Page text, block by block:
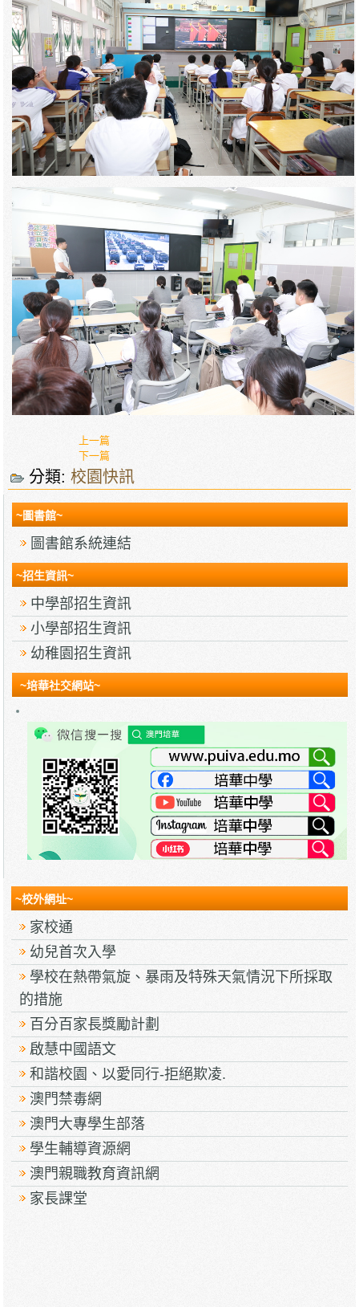
上一篇
下一篇
分類:校園快訊
~圖書館~
圖書館系統連結
~招生資訊~
中學部招生資訊
小學部招生資訊
幼稚園招生資訊
~培華社交網站~
~校外網址~
家校通
幼兒首次入學
學校在熱帶氣旋、暴雨及特殊天氣情況下所採取
的措施
百分百家長獎勵計劃
啟慧中國語文
和諧校園、以愛同行-拒絕欺凌.
澳門禁毒網
澳門大專學生部落
學生輔導資源網
澳門親職教育資訊網
家長課堂